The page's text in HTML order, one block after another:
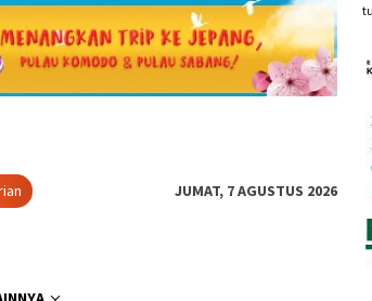
JUMAT, 7 AGUSTUS 2026